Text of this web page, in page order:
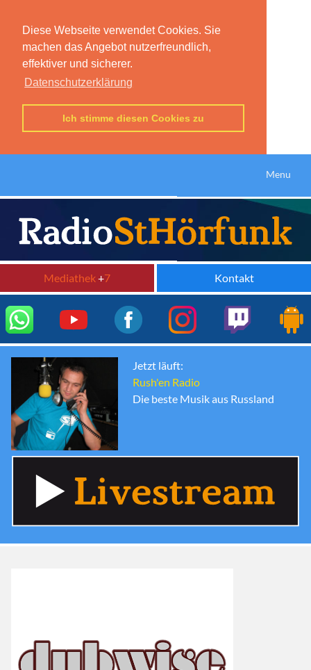
Diese Webseite verwendet Cookies. Sie
machen das Angebot nutzerfreundlich,
effektiver und sicherer.
Datenschutzerklärung
Ich stimme diesen Cookies zu
Menu
Mediathek+7 Kontakt
Jetzt läuft:
Rush'en Radio
Die beste Musik aus Russland